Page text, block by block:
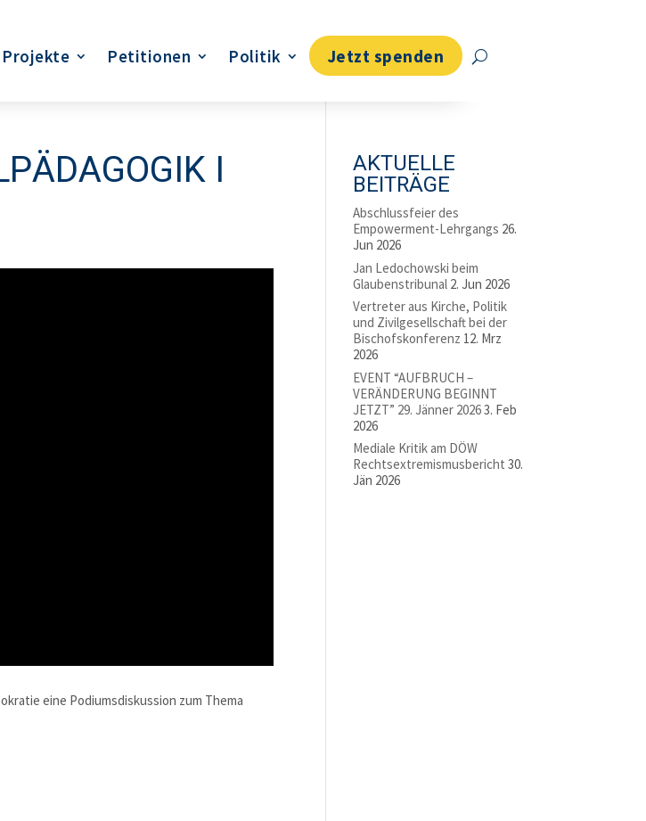
Projekte Petitionen Politik Jetzt spenden
I
eine Podiumsdiskussion zum Thema
AKTUELLE
BEITRÄGE
Abschlussfeier des
Empowerment-Lehrgangs 26.
Jun 2026
Jan Ledochowski beim
Glaubenstribunal 2. Jun 2026
Vertreter aus Kirche, Politik
und Zivilgesellschaft bei der
Bischofskonferenz 12. Mrz
2026
EVENT “AUFBRUCH –
VERÄNDERUNG BEGINNT
JETZT” 29. Jänner 20263. Feb
2026
Mediale Kritik am DÖW
Rechtsextremismusbericht 30.
Jän 2026